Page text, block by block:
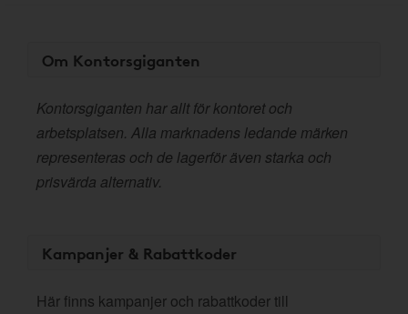
Om Kontorsgiganten
Kontorsgiganten har allt för kontoret och
arbetsplatsen. Alla marknadens ledande märken
representeras och de lagerför även starka och
prisvärda alternativ.
Kampanjer & Rabattkoder
Här finns kampanjer och rabattkoder till